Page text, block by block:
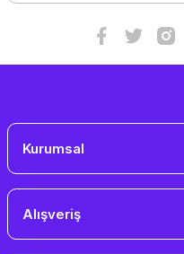
Kurumsal
Alışveriş